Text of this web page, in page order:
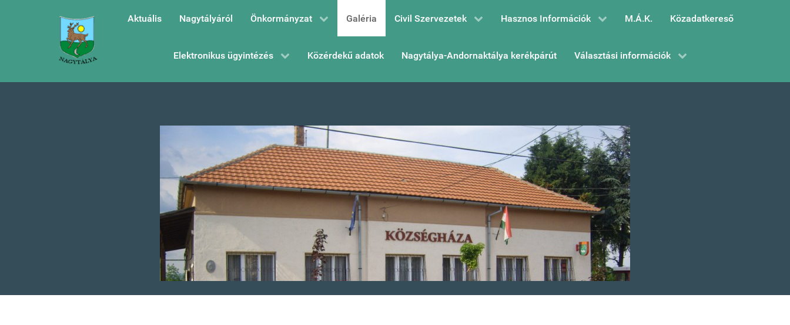
Aktuális Nagytályáról Önkormányzat Galéria Civil Szervezetek Hasznos Információk M.Á.K. Közadatkereső
Elektronikus ügyintézés Közérdekű adatok Nagytálya-Andornaktálya kerékpárút Választási információk